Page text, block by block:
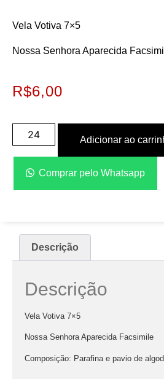
Vela Votiva 7×5
Nossa Senhora Aparecida
R$6,00
Adicionar ao
Comprar pelo Whatsapp
Descrição
Descrição
Vela Votiva 7×5
Nossa Senhora Aparecida Facsimile
Composição: Parafina e pavio de